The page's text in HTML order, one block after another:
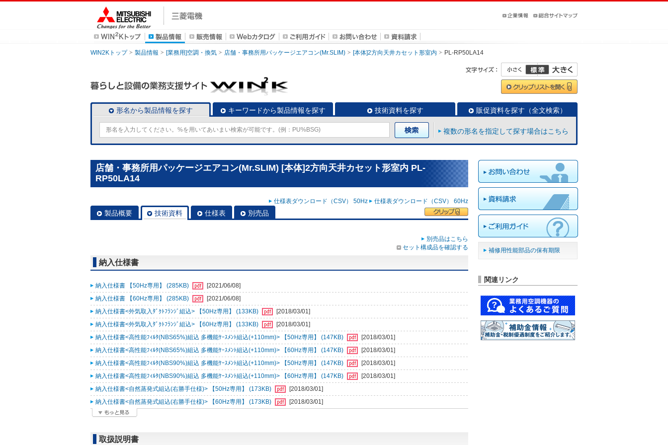
WIN2Kトップ 製品情報 [業務用]空調・換気 店舗・事務所用パッケージエアコン(Mr.SLIM) [本体]2方向天井カセット形室内 PL-RP50LA14
形名から製品情報を探す キーワードから製品情報を探す 技術資料を探す 販促資料を探す（全文検索）
複数の形名を指定して探す場合はこちら
店舗・事務所用パッケージエアコン(Mr.SLIM) [本体]2方向天井カセット形室内 PL-
RP50LA14
仕様表ダウンロード（CSV） 50Hz 仕様表ダウンロード（CSV） 60Hz
製品概要 技術資料 仕様表 別売品
別売品はこちら
セット構成品を確認する
納入仕様書
納入仕様書 【50Hz専用】 (285KB)
[2021/06/08]
納入仕様書 【60Hz専用】 (285KB)
[2021/06/08]
納入仕様書<外気取入ﾀﾞｸﾄﾌﾗﾝｼﾞ組込> 【50Hz専用】 (133KB)
[2018/03/01]
納入仕様書<外気取入ﾀﾞｸﾄﾌﾗﾝｼﾞ組込> 【60Hz専用】 (133KB)
[2018/03/01]
納入仕様書<高性能ﾌｨﾙﾀ(NBS65%)組込 多機能ｹｰｽﾒﾝﾄ組込(+110mm)> 【50Hz専用】 (147KB)
[2018/03/01]
納入仕様書<高性能ﾌｨﾙﾀ(NBS65%)組込 多機能ｹｰｽﾒﾝﾄ組込(+110mm)> 【60Hz専用】 (147KB)
[2018/03/01]
納入仕様書<高性能ﾌｨﾙﾀ(NBS90%)組込 多機能ｹｰｽﾒﾝﾄ組込(+110mm)> 【50Hz専用】 (147KB)
[2018/03/01]
納入仕様書<高性能ﾌｨﾙﾀ(NBS90%)組込 多機能ｹｰｽﾒﾝﾄ組込(+110mm)> 【60Hz専用】 (147KB)
[2018/03/01]
納入仕様書<自然蒸発式組込(右勝手仕様)> 【50Hz専用】 (173KB)
[2018/03/01]
納入仕様書<自然蒸発式組込(右勝手仕様)> 【60Hz専用】 (173KB)
[2018/03/01]
取扱説明書
補修用性能部品の保有期限
関連リンク